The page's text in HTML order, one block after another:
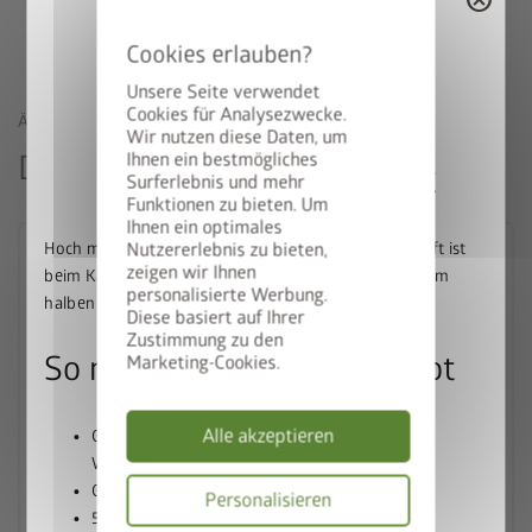
Unsere Seite verwendet
Cookies für Analysezwecke.
Wir nutzen diese Daten, um
Ihnen ein bestmögliches
Surferlebnis und mehr
Funktionen zu bieten. Um
Ihnen ein optimales
Nutzererlebnis zu bieten,
zeigen wir Ihnen
personalisierte Werbung.
Diese basiert auf Ihrer
Zustimmung zu den
Marketing-Cookies.
Alle akzeptieren
Personalisieren
ÄHNLICHE PRODUKTE
Das könnte Sie auch interessieren
palette
50% auf den BikeLift
Hoch mit dem Bike. Runter mit dem Preis: Der BikeLift ist
beim Kauf eines passenden Biohort Gerätehauses zum
halben Preis erhältlich.
So nutzen Sie unser Angebot
Gerätehaus und BikeLift gemeinsam in den
Warenkorb legen
GutscheincodeBIKELIFT50einlösen
50% Rabatt auf den BikeLift erhalten